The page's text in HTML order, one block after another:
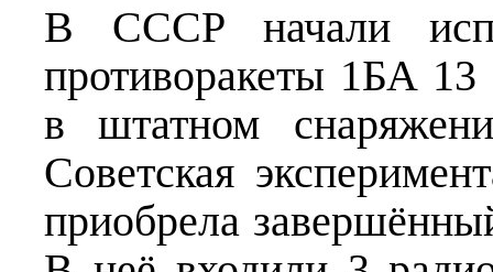
В СССР начали
противоракеты 1БА 13
в штатном
Советская
приобрела